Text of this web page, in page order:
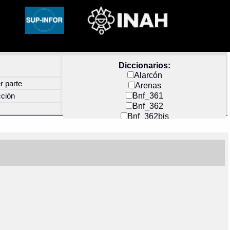
Diccionarios:
Alarcón
Arenas
Bnf_361
Bnf_362
Bnf_362bis
Docs_México
parte